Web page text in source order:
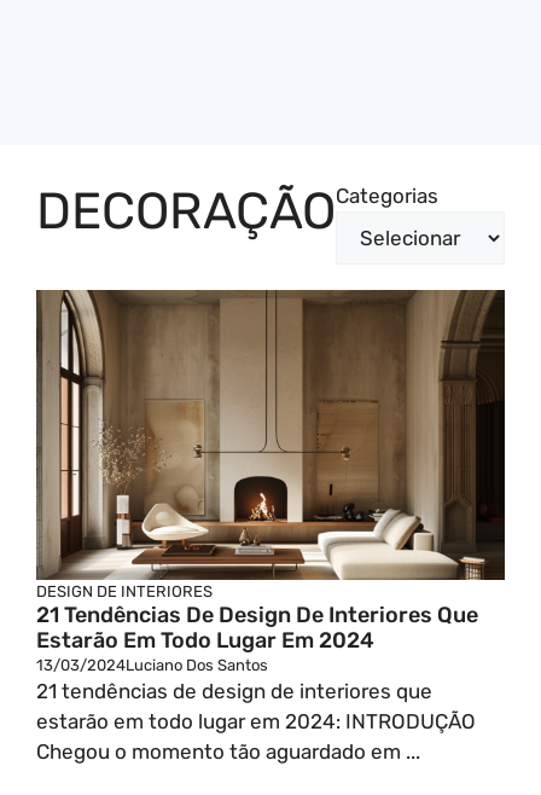
DECORAÇÃOCategorias
DESIGN DE INTERIORES
21 Tendências De Design De Interiores Que
Estarão Em Todo Lugar Em 2024
13/03/2024Luciano Dos Santos
21 tendências de design de interiores que
estarão em todo lugar em 2024: INTRODUÇÃO
Chegou o momento tão aguardado em ...